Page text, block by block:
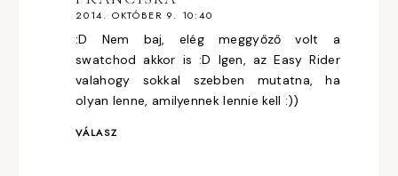
2014. OKTÓBER 9. 10:40
:D Nem baj, elég meggyőző volt a
swatchod akkor is :D Igen, az Easy Rider
valahogy sokkal szebben mutatna, ha
olyan lenne, amilyennek lennie kell :))
VÁLASZ